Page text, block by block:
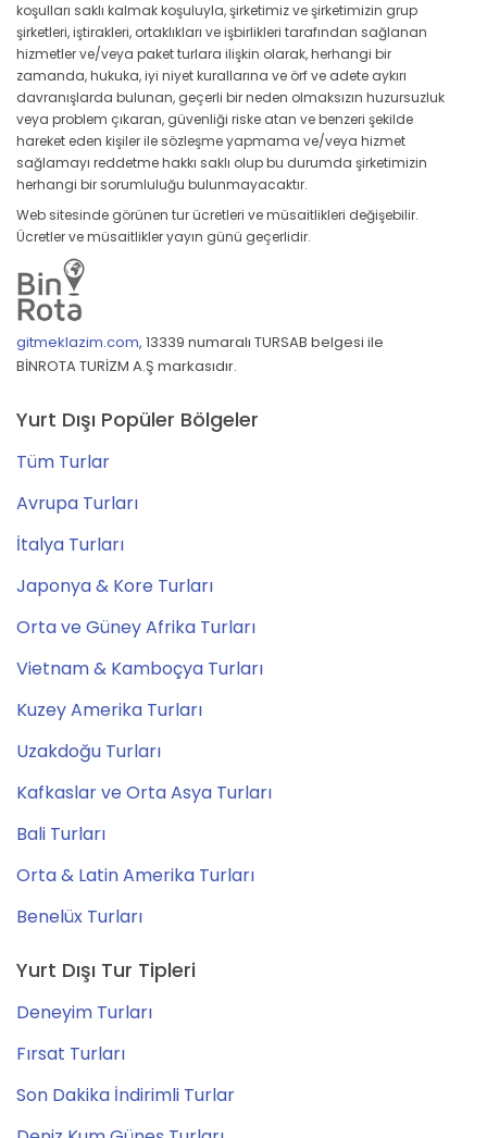
koşulları saklı kalmak koşuluyla, şirketimiz ve şirketimizin grup
şirketleri, iştirakleri, ortaklıkları ve işbirlikleri tarafından sağlanan
hizmetler ve/veya paket turlara ilişkin olarak, herhangi bir
zamanda, hukuka, iyi niyet kurallarına ve örf ve adete aykırı
davranışlarda bulunan, geçerli bir neden olmaksızın huzursuzluk
veya problem çıkaran, güvenliği riske atan ve benzeri şekilde
hareket eden kişiler ile sözleşme yapmama ve/veya hizmet
sağlamayı reddetme hakkı saklı olup bu durumda şirketimizin
herhangi bir sorumluluğu bulunmayacaktır.
Web sitesinde görünen tur ücretleri ve müsaitlikleri değişebilir.
Ücretler ve müsaitlikler yayın günü geçerlidir.
gitmeklazim.com, 13339 numaralı TURSAB belgesi ile
BİNROTA TURİZM A.Ş markasıdır.
Yurt Dışı Popüler Bölgeler
Tüm Turlar
Avrupa Turları
İtalya Turları
Japonya & Kore Turları
Orta ve Güney Afrika Turları
Vietnam & Kamboçya Turları
Kuzey Amerika Turları
Uzakdoğu Turları
Kafkaslar ve Orta Asya Turları
Bali Turları
Orta & Latin Amerika Turları
Benelüx Turları
Yurt Dışı Tur Tipleri
Deneyim Turları
Fırsat Turları
Son Dakika İndirimli Turlar